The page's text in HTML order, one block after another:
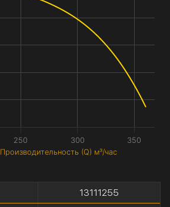
Производительность (Q) м³/час
250 300 350
13111255